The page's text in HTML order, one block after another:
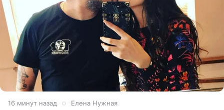
17 минут назад Елена Нужная